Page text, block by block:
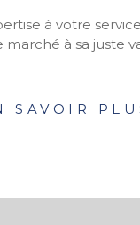
à votre
marché à sa juste
SAVOIR